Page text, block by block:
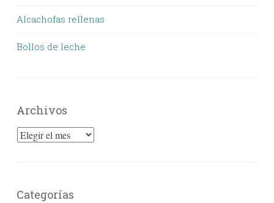
Alcachofas rellenas
Bollos de leche
Archivos
Archivos
Categorías